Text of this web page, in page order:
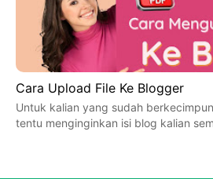
Cara Upload File Ke Blogger
Untuk kalian yang sudah
tentu menginginkan isi blog kalian